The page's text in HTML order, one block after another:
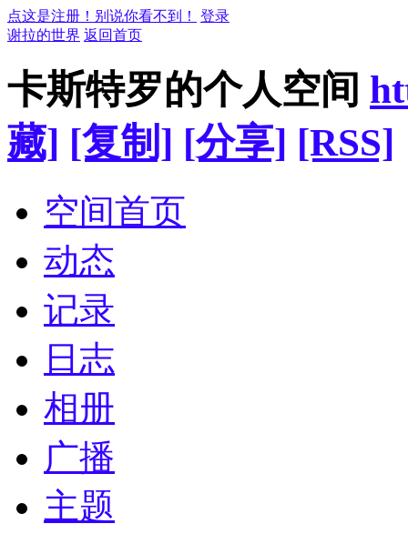
点这是注册！别说你看不到！
登录
谢拉的世界 返回首页
卡斯特罗的个人空间
藏] [复制] [分享] [RSS]
空间首页
动态
记录
日志
相册
广播
主题